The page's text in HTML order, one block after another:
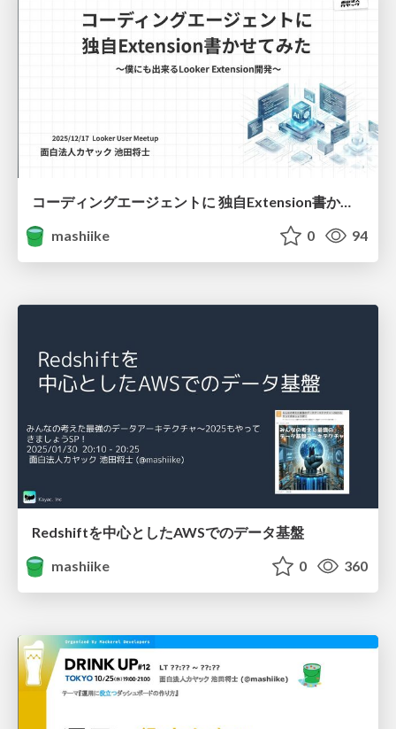
コーディングエージェントに 独自Extension書かせてみた
mashiike
0 94
Redshiftを中心としたAWSでのデータ基盤
mashiike
0 360